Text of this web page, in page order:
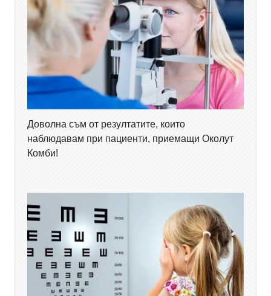
Доволна съм от резултатите, които
наблюдавам при пациенти, приемащи Околут
Комби!